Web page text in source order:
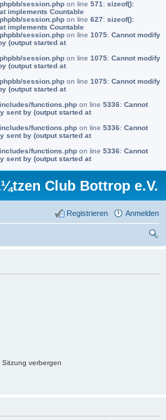
session.php on line 571 : sizeof():
implements Countable
session.php on line 627: sizeof():
implements Countable
session.php on line 1075: Cannot modify
(output started at
session.php on line 1075: Cannot modify
(output started at
session.php on line 1075: Cannot modify
(output started at
functions.php on line 5336: Cannot
sent by (output started at
functions.php on line 5336: Cannot
sent by (output started at
functions.php on line 5336: Cannot
sent by (output started at
Club Bottrop e.V.
Anmelden
Registrieren
verbergen